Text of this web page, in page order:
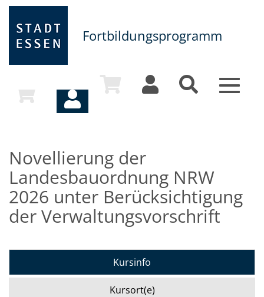
Fortbildungsprogramm
Toggle
Novellierung der
Landesbauordnung NRW
2026 unter Berücksichtigung
der Verwaltungsvorschrift
Kursinfo
Kursort(e)